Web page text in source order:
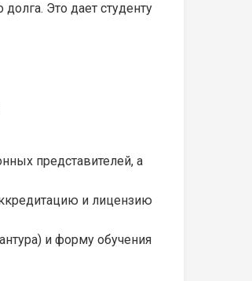
Это дает студенту
представителей, а
и лицензию
и форму обучения